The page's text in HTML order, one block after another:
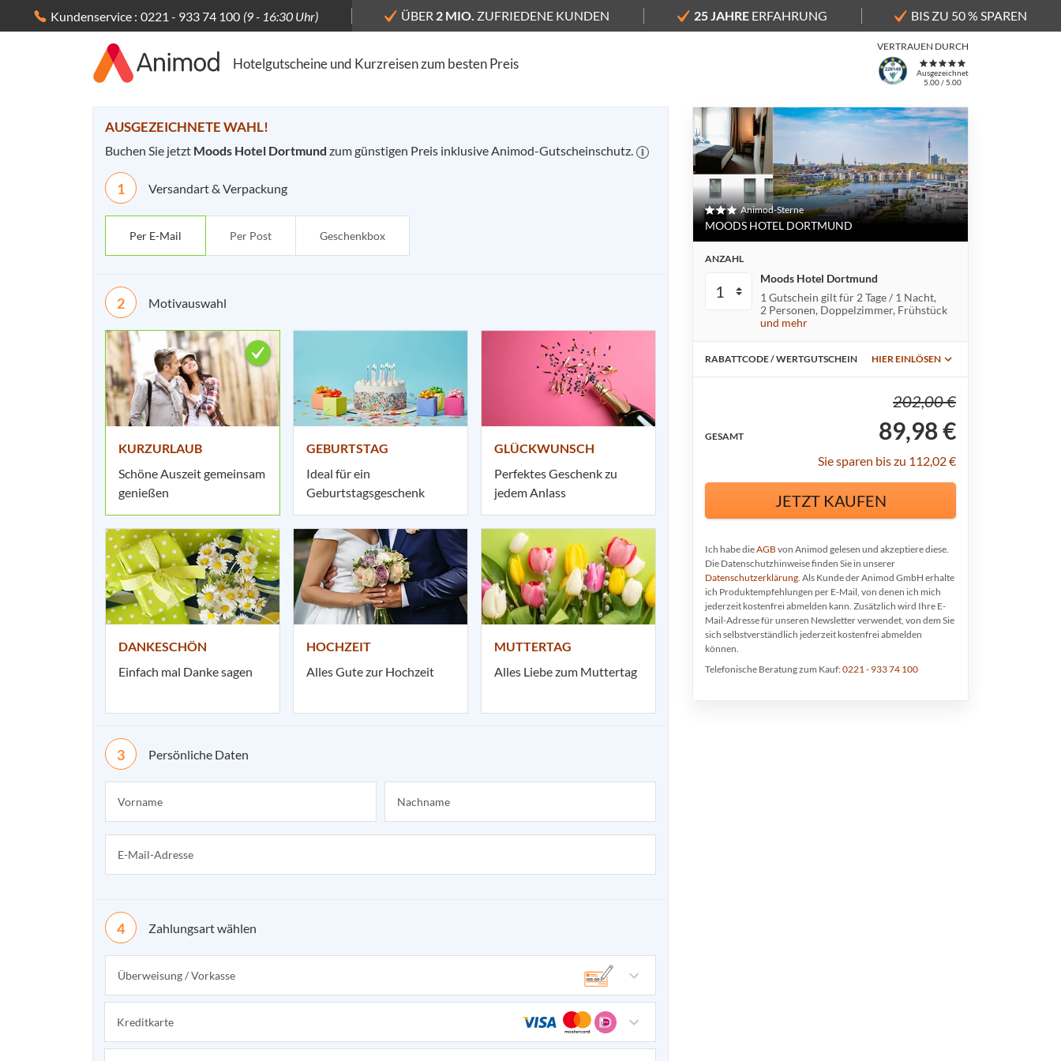
Kundenservice : 0221 - 933 74 100 (9 - 16:30 Uhr) ÜBER 2 MIO. ZUFRIEDENE KUNDEN 25 JAHREERFAHRUNG BIS ZU 50 % SPAREN
Hotelgutscheine und Kurzreisen zum besten Preis
VERTRAUEN DURCH
Ausgezeichnet
5.00 / 5.00
Ihre Bestellung - Moods Hotel Dortmund
AUSGEZEICHNETE WAHL!
Buchen Sie jetzt Moods Hotel Dortmund zum günstigen Preis inklusive Animod-Gutscheinschutz.
Versandart & Verpackung
Per E-Mail Per Post Geschenkbox
Motivauswahl
KURZURLAUB
Schöne Auszeit gemeinsam
genießen
GEBURTSTAG
Ideal für ein
Geburtstagsgeschenk
GLÜCKWUNSCH
Perfektes Geschenk zu
jedem Anlass
DANKESCHÖN
Einfach mal Danke sagen
HOCHZEIT
Alles Gute zur Hochzeit
MUTTERTAG
Alles Liebe zum Muttertag
Persönliche Daten
Zahlungsart wählen
Überweisung / Vorkasse
Kreditkarte
Animod-Sterne
MOODS HOTEL DORTMUND
ANZAHL
Moods Hotel Dortmund
1 Gutschein gilt für 2 Tage / 1 Nacht
2 Personen Doppelzimmer Frühstück
und mehr
RABATTCODE / WERTGUTSCHEIN HIER EINLÖSEN
202,00 €
GESAMT 89,98 €
Sie sparen bis zu 112,02 €
JETZT KAUFEN
Ich habe dieAGB von Animod gelesen und akzeptiere diese.
Die Datenschutzhinweise finden Sie in unserer
Datenschutzerklärung. Als Kunde der Animod GmbH erhalte
ich Produktempfehlungen per E-Mail, von denen ich mich
jederzeit kostenfrei abmelden kann. Zusätzlich wird Ihre E-
Mail-Adresse für unseren Newsletter verwendet, von dem Sie
sich selbstverständlich jederzeit kostenfrei abmelden
können.
Telefonische Beratung zum Kauf:0221 - 933 74 100